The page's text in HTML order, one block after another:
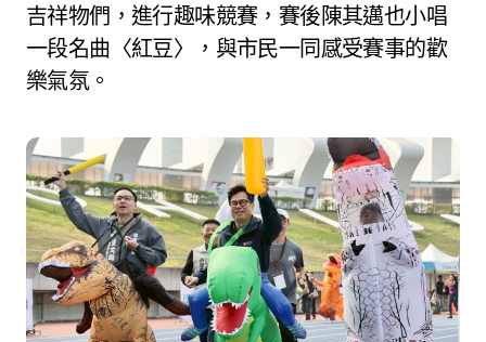
吉祥物們，進行趣味競賽，賽後陳其邁也小唱
一段名曲〈紅豆〉，與市民一同感受賽事的歡
樂氣氛。